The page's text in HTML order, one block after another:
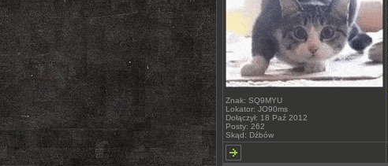
Znak: SQ9MYU
Lokator: JO90ms
Dołączył: 18 Paź 2012
Posty: 262
Skąd: Dźbów